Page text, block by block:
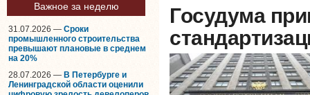
Важное за неделю
31.07.2026 — Сроки
промышленного строительства
превышают плановые в среднем
на 20%
28.07.2026 — В Петербурге и
Ленинградской области оценили
Госудума